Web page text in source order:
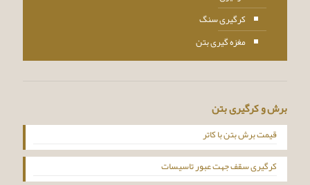
کرگیری سنگ
مغزه گیری بتن
برش و کرگیری بتن
قیمت برش بتن با کاتر
کرگیری سقف جهت عبور تاسیسات